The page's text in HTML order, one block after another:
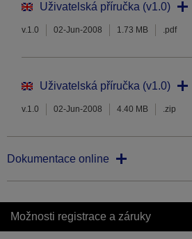
Uživatelská příručka (v1.0)
v.1.0 02-Jun-2008 1.73 MB .pdf
Uživatelská příručka (v1.0)
v.1.0 02-Jun-2008 4.40 MB .zip
Dokumentace online
Možnosti registrace a záruky